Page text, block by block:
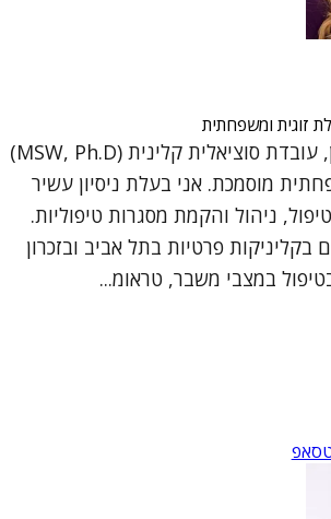
זוגית ומשפחתית
שמי ד"ר תלמה כהן, עובדת סוציאלית קלינית (MSW, Ph.D)
מוסמכת. אני בעלת ניסיון עשיר
שנה בטיפול, ניהול והקמת מסגרות טיפוליות.
פרטיות בתל אביב ובזכרון
במצבי משבר, טראומ...